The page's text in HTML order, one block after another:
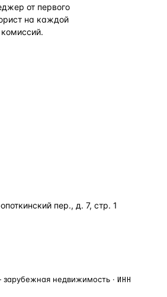
от первого
на каждой
пер., д. 7, стр. 1
недвижимость · ИНН